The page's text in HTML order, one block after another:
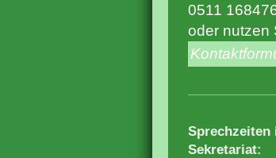
0511
oder nutzen
Sprechzeiten
Sekretariat: